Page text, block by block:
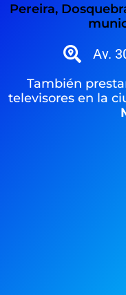
Pereira,
Av.
También
televisores en la